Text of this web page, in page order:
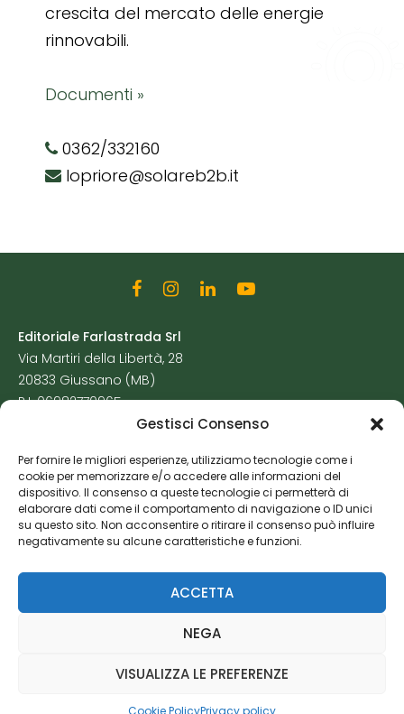
Gestisci Consenso
Per fornire le migliori esperienze, utilizziamo tecnologie come i
cookie per memorizzare e/o accedere alle informazioni del
dispositivo. Il consenso a queste tecnologie ci permetterà di
elaborare dati come il comportamento di navigazione o ID unici
su questo sito. Non acconsentire o ritirare il consenso può influire
negativamente su alcune caratteristiche e funzioni.
ACCETTA
NEGA
VISUALIZZA LE PREFERENZE
Cookie PolicyPrivacy policy
crescita del mercato delle energie
rinnovabili.
Documenti »
0362/332160
lopriore@solareb2b.it
Editoriale Farlastrada Srl
Via Martiri della Libertà, 28
20833 Giussano (MB)
P.I. 06982770965
Cookie Policy
Risorse Aggiuntive